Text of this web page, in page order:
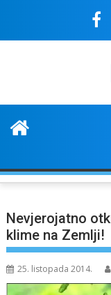
content
Nevjerojatno
klime na Zemlji!
25. listopada 2014.